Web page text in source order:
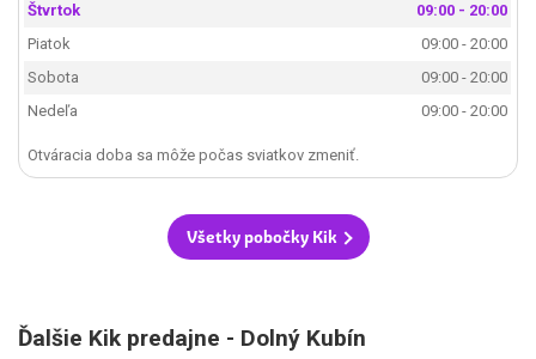
Štvrtok
09:00 - 20:00
Piatok
09:00 - 20:00
Sobota
09:00 - 20:00
Nedeľa
09:00 - 20:00
Otváracia doba sa môže počas sviatkov zmeniť.
Všetky pobočky Kik
Ďalšie Kik predajne - Dolný Kubín